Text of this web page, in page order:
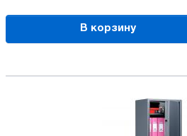
В корзину